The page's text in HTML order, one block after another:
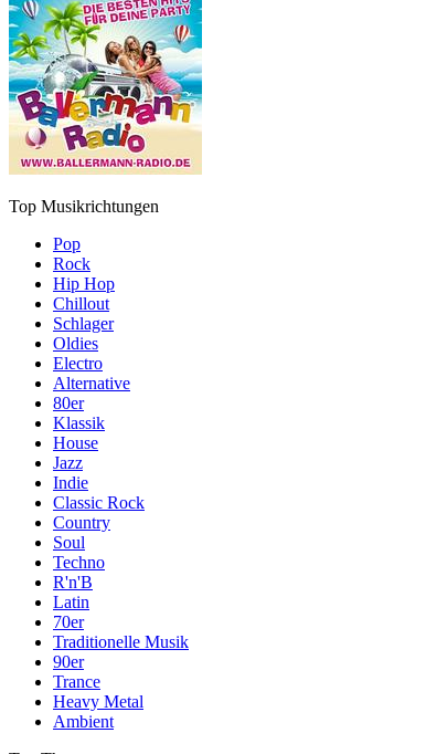
Top Musikrichtungen
Pop
Rock
Hip Hop
Chillout
Schlager
Oldies
Electro
Alternative
80er
Klassik
House
Jazz
Indie
Classic Rock
Country
Soul
Techno
R'n'B
Latin
70er
Traditionelle Musik
90er
Trance
Heavy Metal
Ambient